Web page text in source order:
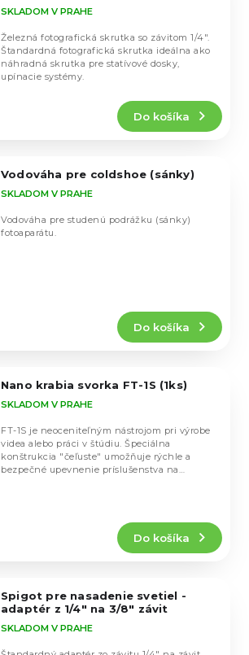
SKLADOM V PRAHE
Do košíka
Železná fotografická skrutka so závitom 1/4".
Štandardná fotografická skrutka ideálna ako
náhradná skrutka pre statívové dosky,
upínacie systémy.
Vodováha pre coldshoe (sánky)
SKLADOM V PRAHE
Do košíka
Vodováha pre studenú podrážku (sánky)
fotoaparátu.
Nano krabia svorka FT-1S (1ks)
SKLADOM V PRAHE
Do košíka
FT-1S je neoceniteľným nástrojom pri výrobe
videa alebo práci v štúdiu. Špeciálna
konštrukcia "čeľuste" umožňuje rýchle a
bezpečné upevnenie príslušenstva na
Spigot pre nasadenie svetiel -
adaptér z 1/4" na 3/8" závit
SKLADOM V PRAHE